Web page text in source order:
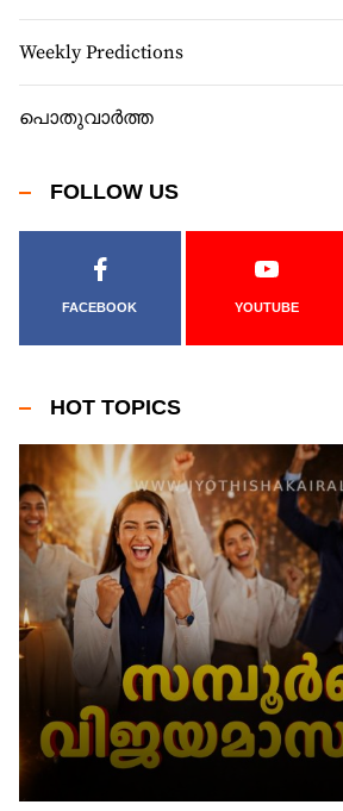
Weekly Predictions
പൊതുവാർത്ത
FOLLOW US
FACEBOOK YOUTUBE
HOT TOPICS